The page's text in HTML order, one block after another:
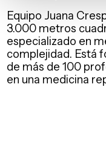
Equipo Juana
3.000 metros
especializado en
complejidad. Está
de más de 100
en una medicina